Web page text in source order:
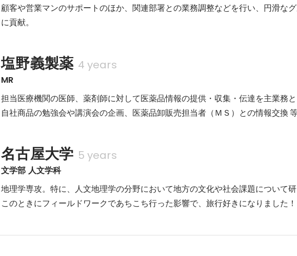
顧客や営業マンのサポートのほか、関連部署との業務調整などを行い、円滑な
に貢献。
塩野義製薬 4 years
MR
担当医療機関の医師、薬剤師に対して医薬品情報の提供・収集・伝達を主業務と
自社商品の勉強会や講演会の企画、医薬品卸販売担当者（ＭＳ）との情報交換 等
名古屋大学 5 years
文学部 人文学科
地理学専攻。特に、人文地理学の分野において地方の文化や社会課題について研
このときにフィールドワークであちこち行った影響で、旅行好きになりました！